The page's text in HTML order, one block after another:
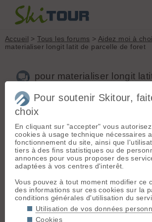
Accueil >Tous les forums > Aidez moi à
materialiser longit latit de parcelle de foret
pour materialiser longit
labarchede - Le 07/12/2013 12:41
je voudrais materialiser les differents point
longitude sur les parcelles de terrain en
limites j ai recupere sur le cadastre tous
et a mesure que j avance voir defiler les
en je trouve les points de ref je plante un
merci
Pour soutenir Skitour,
choix
En cliquant sur "accepter" vous
cookies à usage technique nécessaires
fonctionnement du site, ainsi que
tiers à des fins statistiques ou de
annonces pour vous proposer des
adaptées à vos centres d'interêt.
Vous pouvez à tout moment modifier ce
des informations sur ces cookies sur la
conditions générales d'utilisation du
Utilisation de vos données
Cookies